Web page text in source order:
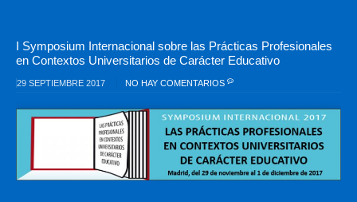
I Symposium Internacional sobre las Prácticas Profesionales
en Contextos Universitarios de Carácter Educativo
29 SEPTIEMBRE 2017 NO HAY COMENTARIOS